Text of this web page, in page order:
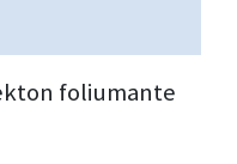
foliumante